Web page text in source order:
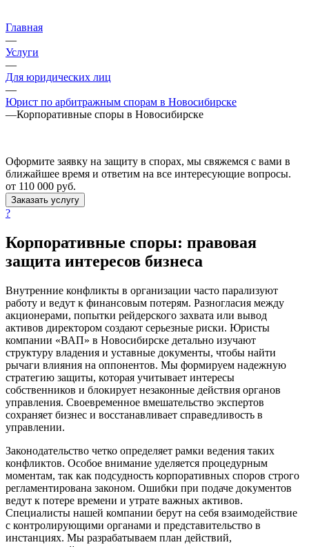
Главная
—
Услуги
—
Для юридических лиц
—
Юрист по арбитражным спорам в Новосибирске
—Корпоративные споры в Новосибирске
Оформите заявку на защиту в спорах, мы свяжемся с вами в
ближайшее время и ответим на все интересующие вопросы.
от 110 000 руб.
Заказать услугу
?
Корпоративные споры: правовая
защита интересов бизнеса
Внутренние конфликты в организации часто парализуют
работу и ведут к финансовым потерям. Разногласия между
акционерами, попытки рейдерского захвата или вывод
активов директором создают серьезные риски. Юристы
компании «ВАП» в Новосибирске детально изучают
структуру владения и уставные документы, чтобы найти
рычаги влияния на оппонентов. Мы формируем надежную
стратегию защиты, которая учитывает интересы
собственников и блокирует незаконные действия органов
управления. Своевременное вмешательство экспертов
сохраняет бизнес и восстанавливает справедливость в
управлении.
Законодательство четко определяет рамки ведения таких
конфликтов. Особое внимание уделяется процедурным
моментам, так как подсудность корпоративных споров строго
регламентирована законом. Ошибки при подаче документов
ведут к потере времени и утрате важных активов.
Специалисты нашей компании берут на себя взаимодействие
с контролирующими органами и представительство в
инстанциях. Мы разрабатываем план действий,